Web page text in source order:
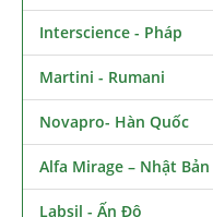
Interscience - Pháp
Martini - Rumani
Novapro- Hàn Quốc
Alfa Mirage – Nhật Bản
Labsil - Ấn Độ